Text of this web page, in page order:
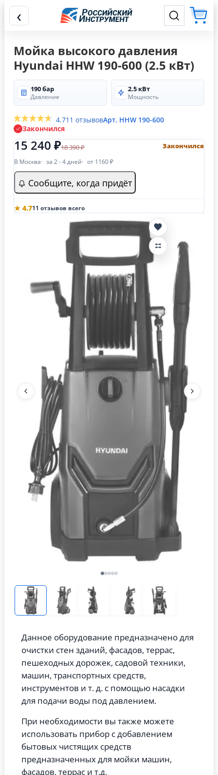
‹
Мойка высокого давления
Hyundai HHW 190-600 (2.5 кВт)
190 бар
Давление
2.5 кВт
Мощность
4.711 отзывовАрт. HHW 190-600
Закончился
15 240 ₽18 390 ₽ Закончился
В Москва за 2 - 4 дней от 1160 ₽
Сообщите, когда придёт
★ 4.711 отзывов всего
Данное оборудование предназначено для
очистки стен зданий, фасадов, террас,
пешеходных дорожек, садовой техники,
машин, транспортных средств,
инструментов и т. д. с помощью насадки
для подачи воды под давлением.
При необходимости вы также можете
использовать прибор с добавлением
бытовых чистящих средств
предназначенных для мойки машин,
фасадов, террас и т.д.